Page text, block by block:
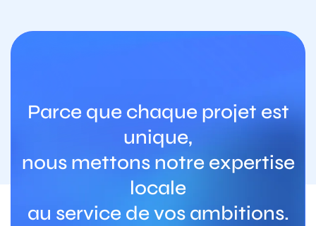
Parce que chaque projet est
unique,
nous mettons notre expertise
locale
au service de vos ambitions.